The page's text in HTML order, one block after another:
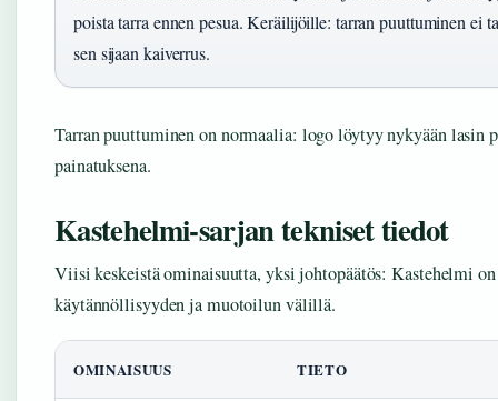
poista tarra ennen pesua. Keräilijöille: tarran puuttuminen ei
sen sijaan kaiverrus.
Tarran puuttuminen on normaalia: logo löytyy nykyään lasin
painatuksena.
Kastehelmi-sarjan tekniset tiedot
Viisi keskeistä ominaisuutta, yksi johtopäätös: Kastehelmi
käytännöllisyyden ja muotoilun välillä.
OMINAISUUS TIETO